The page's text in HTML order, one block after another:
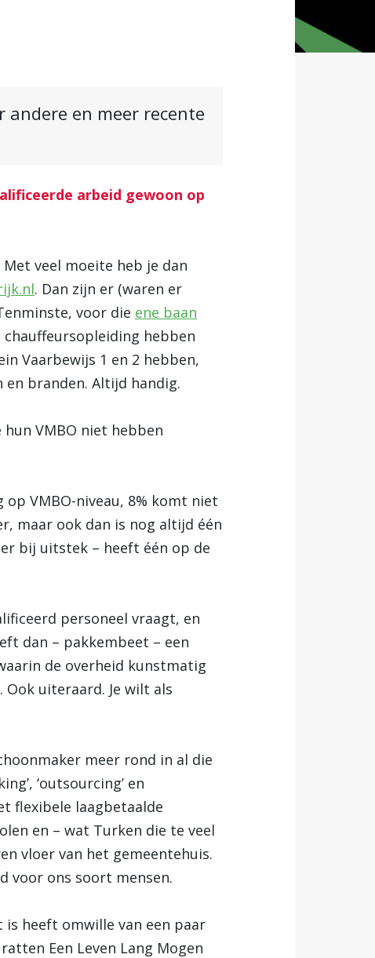
andere en meer recente
arbeid gewoon op
veel moeite heb je dan
. Dan zijn er (waren er
voor die ene baan
chauffeursopleiding hebben
Vaarbewijs 1 en 2 hebben,
en branden. Altijd handig.
hun VMBO niet hebben
op VMBO-niveau, 8% komt niet
maar ook dan is nog altijd één
bij uitstek – heeft één op de
personeel vraagt, en
dan – pakkembeet – een
de overheid kunstmatig
uiteraard. Je wilt als
meer rond in al die
‘outsourcing’ en
flexibele laagbetaalde
en – wat Turken die te veel
vloer van het gemeentehuis.
voor ons soort mensen.
heeft omwille van een paar
Een Leven Lang Mogen